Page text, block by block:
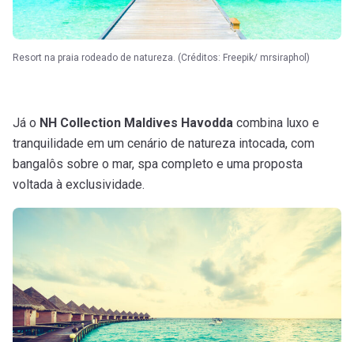
Resort na praia rodeado de natureza. (Créditos: Freepik/ mrsiraphol)
Já o NH Collection Maldives Havodda combina luxo e
tranquilidade em um cenário de natureza intocada, com
bangalôs sobre o mar, spa completo e uma proposta
voltada à exclusividade.